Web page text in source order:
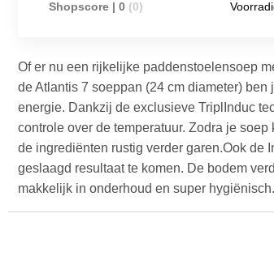
Of er nu een rijkelijke paddenstoelensoep
de Atlantis 7 soeppan (24 cm diameter) ben
energie. Dankzij de exclusieve TriplInduc
over de temperatuur. Zodra je soep kookt,
ingrediënten rustig verder garen.Ook de
geslaagd resultaat te komen. De bodem